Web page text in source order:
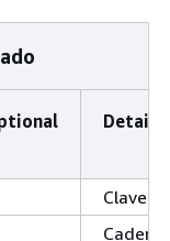
Details
Clave
Cadena